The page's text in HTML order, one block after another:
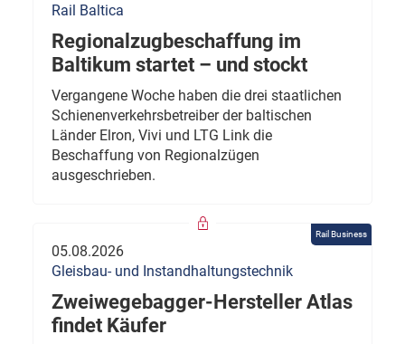
Rail Baltica
Regionalzugbeschaffung im
Baltikum startet – und stockt
Vergangene Woche haben die drei staatlichen
Schienenverkehrsbetreiber der baltischen
Länder Elron, Vivi und LTG Link die
Beschaffung von Regionalzügen
ausgeschrieben.
Rail Business
05.08.2026
Gleisbau- und Instandhaltungstechnik
Zweiwegebagger-Hersteller Atlas
findet Käufer